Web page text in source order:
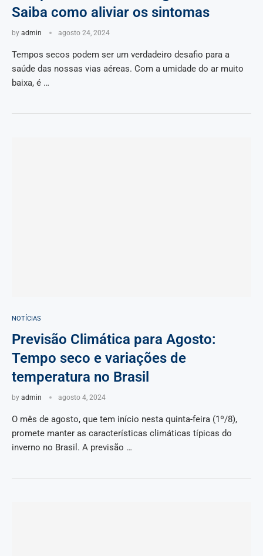
Saiba como aliviar os sintomas
by admin agosto 24, 2024
Tempos secos podem ser um verdadeiro desafio para a
saúde das nossas vias aéreas. Com a umidade do ar muito
baixa, é …
NOTÍCIAS
Previsão Climática para Agosto:
Tempo seco e variações de
temperatura no Brasil
by admin agosto 4, 2024
O mês de agosto, que tem início nesta quinta-feira (1º/8),
promete manter as características climáticas típicas do
inverno no Brasil. A previsão …